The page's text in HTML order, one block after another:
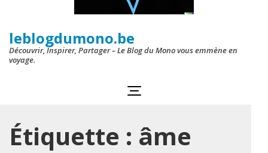
leblogdumono.be
Découvrir, Inspirer, Partager – Le Blog du Mono vous emmène en
voyage.
Étiquette : âme